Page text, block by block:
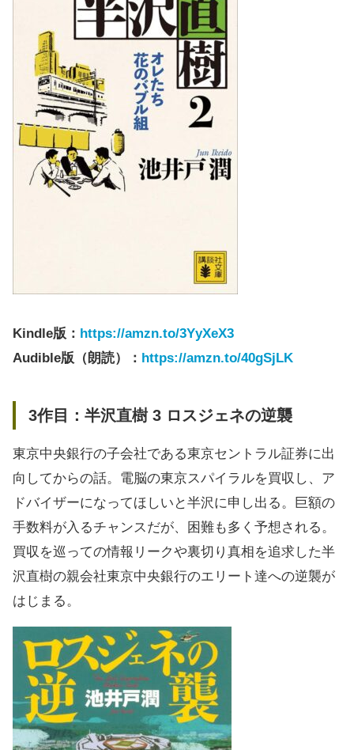
Kindle版： https://amzn.to/3YyXeX3
Audible版（朗読）： https://amzn.to/40gSjLK
3作目：半沢直樹 3 ロスジェネの逆襲
東京中央銀行の子会社である東京セントラル証券に出
向してからの話。電脳の東京スパイラルを買収し、ア
ドバイザーになってほしいと半沢に申し出る。巨額の
手数料が入るチャンスだが、困難も多く予想される。
買収を巡っての情報リークや裏切り真相を追求した半
沢直樹の親会社東京中央銀行のエリート達への逆襲が
はじまる。